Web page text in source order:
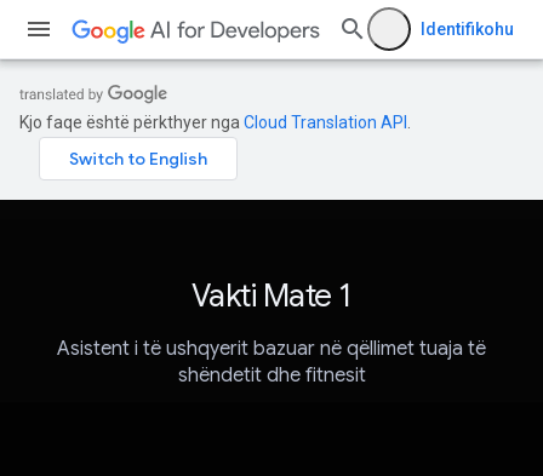
Identifikohu
Kjo faqe është përkthyer nga Cloud Translation API
Vakti Mate 1
Asistent i të ushqyerit bazuar në qëllimet tuaja të
shëndetit dhe fitnesit